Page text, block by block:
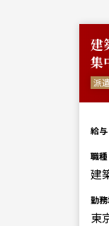
建
集
派
給与
職種
建
勤
東